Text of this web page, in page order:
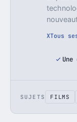
XTous
SUJETS FILMS